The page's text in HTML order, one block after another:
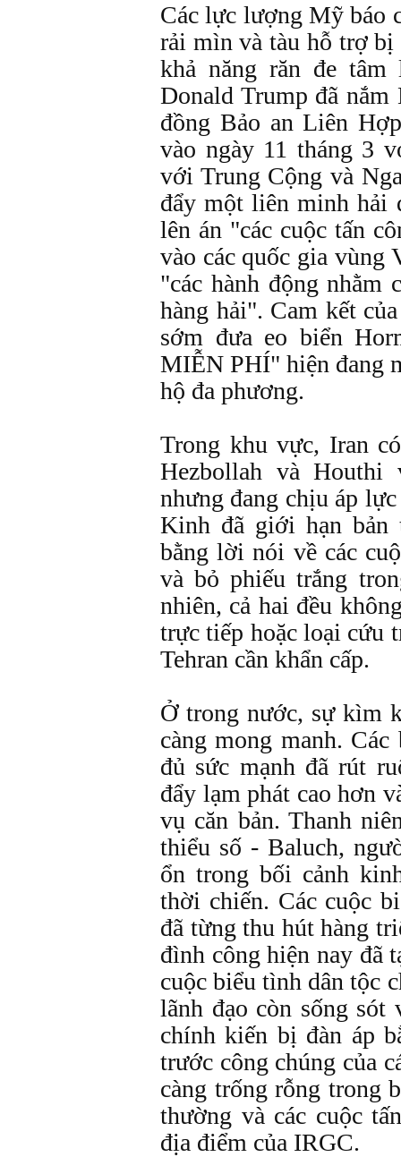
Các lực lượng Mỹ báo
rải mìn và tàu hỗ trợ
khả năng răn đe
Donald Trump đã
đồng Bảo an Liên
vào ngày 11 tháng 3
với Trung Cộng và
đẩy một liên minh hải
lên án "các cuộc tấn
vào các quốc gia vùng
"các hành động nhằm
hàng hải". Cam kết
sớm đưa eo biển
MIỄN PHÍ" hiện đang
hộ đa phương.
Trong khu vực, Iran
Hezbollah và Houthi
nhưng đang chịu áp
Kinh đã giới hạn bản
bằng lời nói về các
và bỏ phiếu trắng
nhiên, cả hai đều
trực tiếp hoặc loại cứu
Tehran cần khẩn cấp.
Ở trong nước, sự kìm
càng mong manh.
đủ sức mạnh đã rút
đẩy lạm phát cao hơn
vụ căn bản. Thanh
thiểu số - Baluch,
ổn trong bối cảnh
thời chiến. Các cuộc
đã từng thu hút hàng
đình công hiện nay đã
cuộc biểu tình dân tộc
lãnh đạo còn sống sót
chính kiến bị đàn áp
trước công chúng của
càng trống rỗng trong
thường và các cuộc
địa điểm của IRGC.